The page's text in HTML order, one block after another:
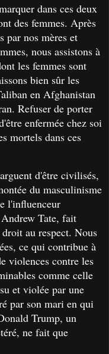
dans ces deux
des femmes. Après
par nos mères et
nous assistons à
les femmes sont
bien sûr les
en Afghanistan
Refuser de porter
enfermée chez soi
mortels dans ces
d'être civilisés,
du masculinisme
l'influenceur
Tate, fait
au respect. Nous
ce qui contribue à
violences contre les
comme celle
et violée par une
par son mari en qui
Trump, un
ne fait que